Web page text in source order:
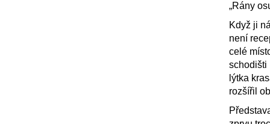
„Rány
Když ji
není
celé
schodišti
lýtka
rozšířil